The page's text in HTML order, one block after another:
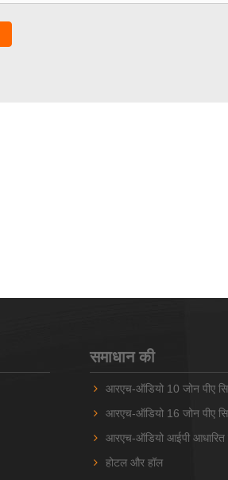
समाधान की
आरएच-ऑडियो 10 जोन पीए
आरएच-ऑडियो 16 जोन पीए
आरएच-ऑडियो आईपी आधारित
होटल और हॉल